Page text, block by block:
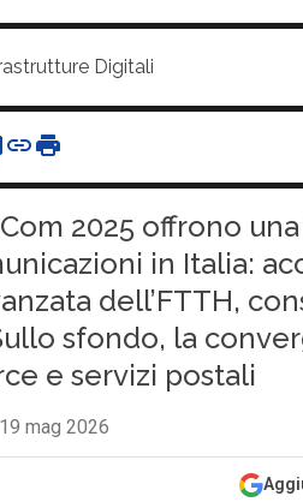
Digitali
2025 offrono
in Italia:
dell’FTTH,
sfondo, la
e servizi postali
mag 2026